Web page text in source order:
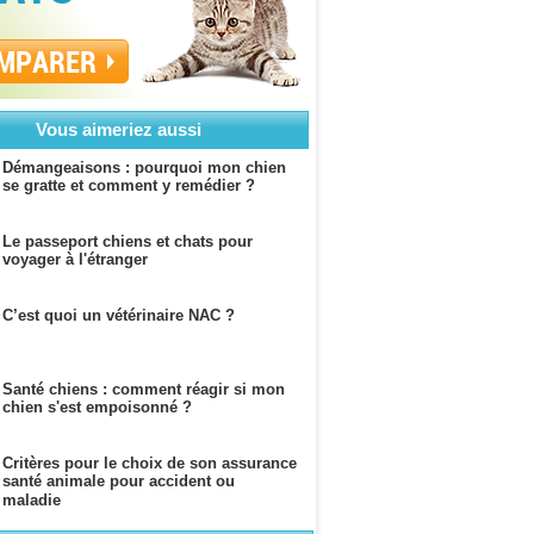
Vous aimeriez aussi
Démangeaisons : pourquoi mon chien
se gratte et comment y remédier ?
Le passeport chiens et chats pour
voyager à l'étranger
C’est quoi un vétérinaire NAC ?
Santé chiens : comment réagir si mon
chien s'est empoisonné ?
Critères pour le choix de son assurance
santé animale pour accident ou
maladie